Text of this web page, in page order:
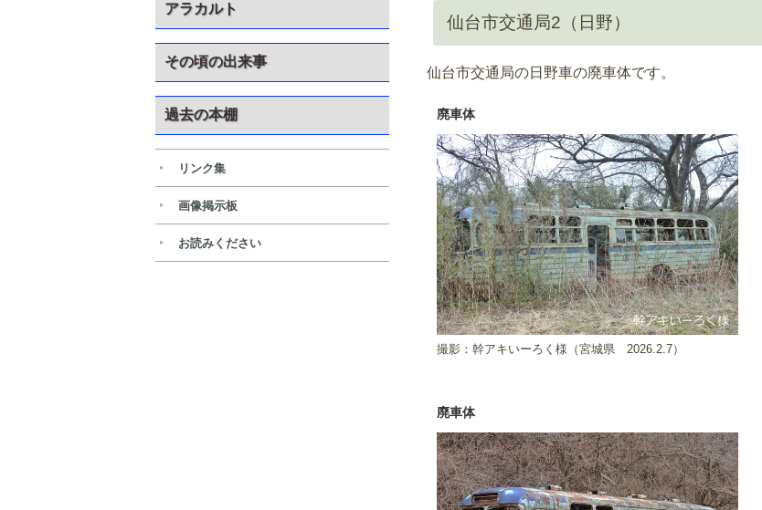
仙台市交通局2（日野）
仙台市交通局の日野車の廃車体です。
廃車体
撮影：幹アキいーろく様（宮城県2026.2.7）
廃車体
アラカルト
その頃の出来事
過去の本棚
リンク集
画像掲示板
お読みください